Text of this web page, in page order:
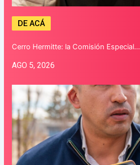
DE ACÁ
Cerro Hermitte: la Comisión Especial…
AGO 5, 2026